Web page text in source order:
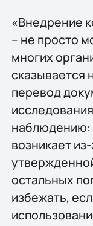
«Внедрение
– не просто
многих
сказывается
перевод
наблюдению:
возникает
остальных
избежать,